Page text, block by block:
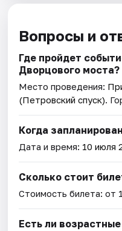
Вопросы и
Где пройдет
Дворцового моста?
Место проведения:
(Петровский спуск).
Когда
Дата и время: 10 июля
Сколько стоит
Стоимость билета: от
Есть ли